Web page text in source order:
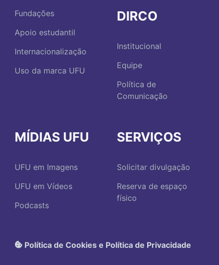
Fundações
Apoio estudantil
Internacionalização
Uso da marca UFU
DIRCO
Institucional
Equipe
Política de
Comunicação
MÍDIAS UFU
UFU em Imagens
UFU em Vídeos
Podcasts
SERVIÇOS
Solicitar divulgação
Reserva de espaço
físico
Política de Cookies e Política de Privacidade